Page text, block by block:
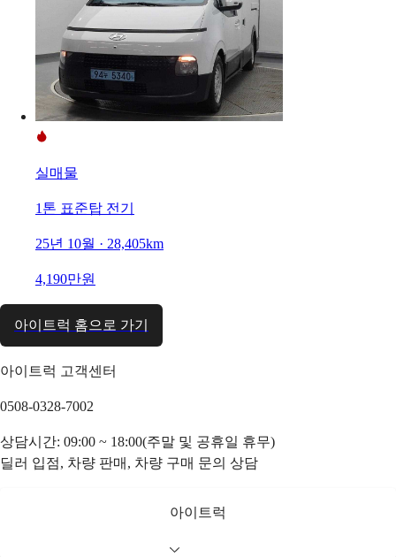
실매물
1톤 표준탑 전기
25년 10월 · 28,405km
4,190만원
아이트럭 홈으로 가기
아이트럭 고객센터
0508-0328-7002
상담시간: 09:00 ~ 18:00(주말 및 공휴일 휴무)
딜러 입점, 차량 판매, 차량 구매 문의 상담
아이트럭